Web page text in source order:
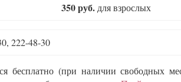
350 руб. для взрослых
222-48-30
(при наличии свободных